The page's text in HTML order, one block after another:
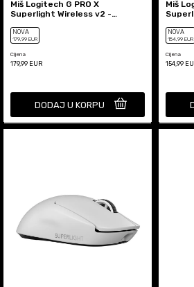
Miš Logitech G PRO X
Superlight Wireless v2 -
NOVA
179,99 EUR
Cijena
179,99 EUR
DODAJ U KORPU
Miš
NOVA
154,99 EUR
Cijena
154,99